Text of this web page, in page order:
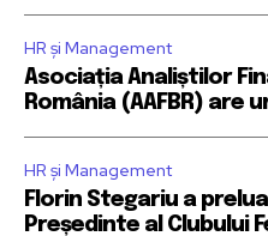
HR și Management
Asociația Analiștilor
România (AAFBR) are
HR și Management
Florin Stegariu a
Președinte al Clubului